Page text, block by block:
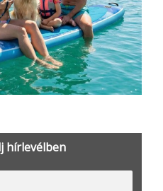
hírlevélben